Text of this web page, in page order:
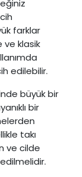
farklar
klasik
edilebilir.
büyük bir
bir
takı
ve cilde